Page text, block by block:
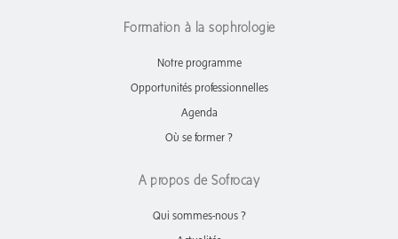
Formation à la sophrologie
Notre programme
Opportunités professionnelles
Agenda
Où se former ?
A propos de Sofrocay
Qui sommes-nous ?